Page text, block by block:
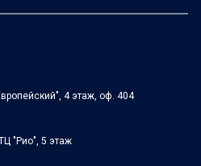
4 этаж, оф. 404
"Рио", 5 этаж